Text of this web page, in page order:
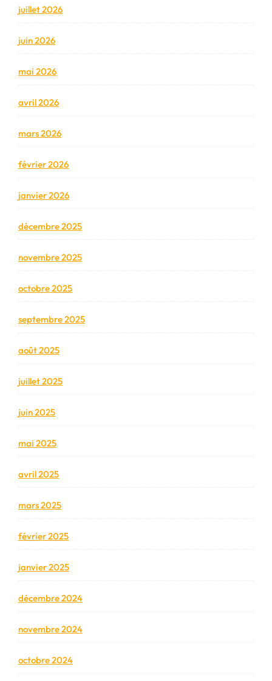
juillet 2026
juin 2026
mai 2026
avril 2026
mars 2026
février 2026
janvier 2026
décembre 2025
novembre 2025
octobre 2025
septembre 2025
août 2025
juillet 2025
juin 2025
mai 2025
avril 2025
mars 2025
février 2025
janvier 2025
décembre 2024
novembre 2024
octobre 2024